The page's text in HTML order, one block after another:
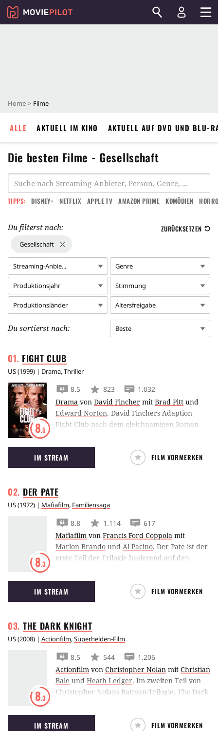
Home Filme
ALLE AKTUELL IM KINO AKTUELL AUF DVD UND BLU-
Die besten Filme - Gesellschaft
TIPPS: DISNEY+ NETFLIX APPLE TV AMAZON PRIME KOMÖDIEN
Du filterst nach: ZURÜCKSETZEN
Gesellschaft
Streaming-Anbie... Genre
Produktionsjahr Stimmung
Produktionsländer Altersfreigabe
Du sortierst nach: Beste
FIGHTCLUB
US(1999) | Drama,Thriller
8.5
8.5 823
1.032
Drama von David Fincher mit Brad Pitt und
Edward Norton. David Finchers Adaption
Fight Club nach dem gleichnamigen Roman
Edward Norton in die Wirren ihrer Zeit.
IM STREAM FILM VORMERKEN
DER PATE
US(1972) | Mafiafilm, Familiensaga
8.3
8.8 1.114
617
Mafiafilm von Francis Ford Coppola mit
Marlon Brando und Al Pacino. Der Pate ist der
erste Teil der Trilogie basierend auf den
Brando als Titel gebendem Clan-Chef den
Oscar ein.
IM STREAM FILM VORMERKEN
THE DARK KNIGHT
US(2008) | Actionfilm,Superhelden-Film
8.3
8.5 544
1.206
Actionfilm von Christopher Nolan mit Christian
Bale und Heath Ledger. Im zweiten Teil von
Christopher Nolans Batman-Trilogie, The Dark
Gotham City ins Chaos zu stürzen und Batmans
Pläne zu vereiteln.
IM STREAM FILM VORMERKEN